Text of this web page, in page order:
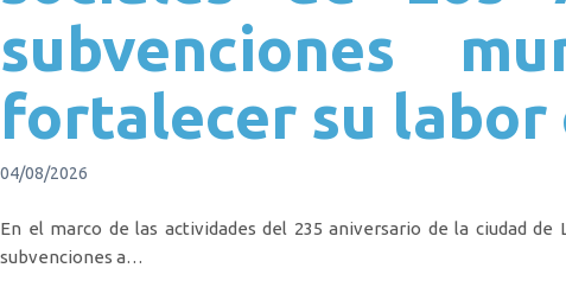
subvenciones
fortalecer su labor
04/08/2026
En el marco de las actividades del 235 aniversario de la ciudad
subvenciones a…